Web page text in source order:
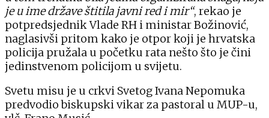
je u ime države štitila javni red i mir“, rekao je
potpredsjednik Vlade RH i ministar Božinović,
naglasivši pritom kako je otpor koji je hrvatska
policija pružala u početku rata nešto što je čini
jedinstvenom policijom u svijetu.
Svetu misu je u crkvi Svetog Ivana Nepomuka
predvodio biskupski vikar za pastoral u MUP-u,